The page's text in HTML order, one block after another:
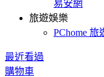
易安網
旅遊娛樂
PChome 旅
最近看過
購物車